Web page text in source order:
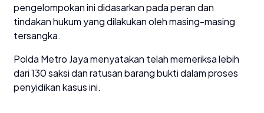
pengelompokan ini didasarkan pada peran dan
tindakan hukum yang dilakukan oleh masing-masing
tersangka.
Polda Metro Jaya menyatakan telah memeriksa lebih
dari 130 saksi dan ratusan barang bukti dalam proses
penyidikan kasus ini.